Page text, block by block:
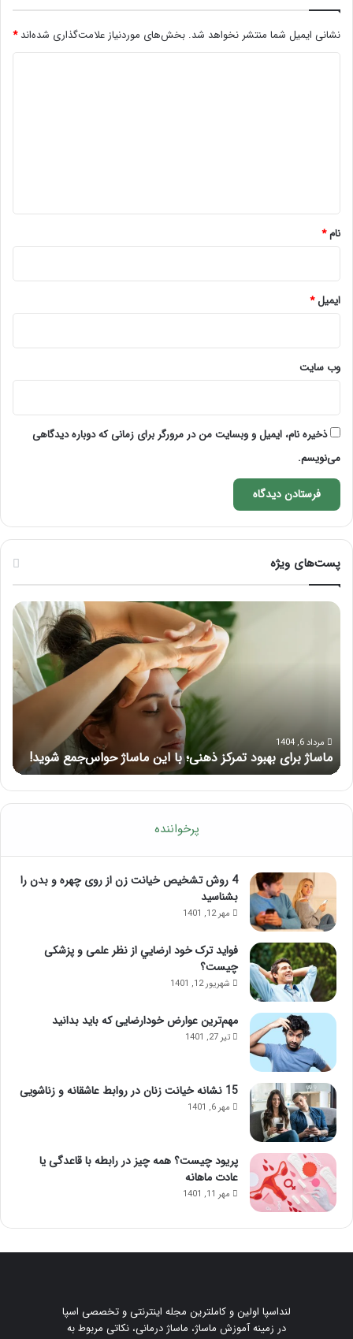
نشانی ایمیل شما منتشر نخواهد شد. بخش‌های موردنیاز علامت‌گذاری شده‌اند*
نام*
ایمیل*
وب‌ سایت
ذخیره نام، ایمیل و وبسایت من در مرورگر برای زمانی که دوباره دیدگاهی
می‌نویسم.
پست‌های ویژه
ماساژ
حواس‌جمع
شوید!
مرداد 6, 1404
ماساژ برای بهبود تمرکز ذهنی؛ با این ماساژ حواس‌جمع شوید!
لب
بعد
از
پرخواننده
4 روش تشخیص خیانت زن از روی چهره و بدن را
بشناسید
مهر 12, 1401
فواید ترک خود ارضايي از نظر علمی و پزشکی
چیست؟
شهریور 12, 1401
مهم‌ترین عوارض خودارضایی که باید بدانید
تیر 27, 1401
15 نشانه خیانت زنان در روابط عاشقانه و زناشویی
مهر 6, 1401
پریود چیست؟ همه چیز در رابطه با قاعدگی یا
عادت ماهانه
مهر 11, 1401
لنداسپا اولین و کاملترین مجله اینترنتی و تخصصی اسپا
در زمینه آموزش ماساژ، ماساژ درمانی، نکاتی مربوط به